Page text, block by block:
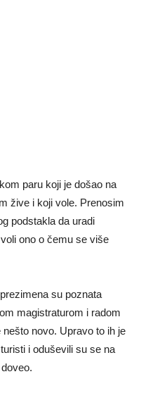
paru koji je došao na
žive i koji vole. Prenosim
podstakla da uradi
ono o čemu se više
su poznata
magistraturom i radom
novo. Upravo to ih je
i oduševili su se na